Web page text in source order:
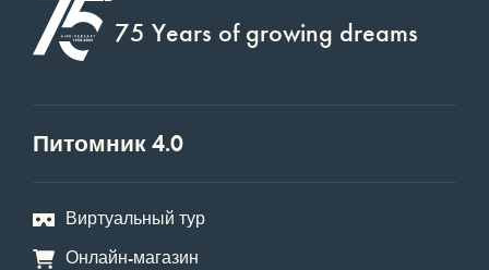
75 Years of growing dreams
Питомник 4.0
Виртуальный тур
Онлайн-магазин